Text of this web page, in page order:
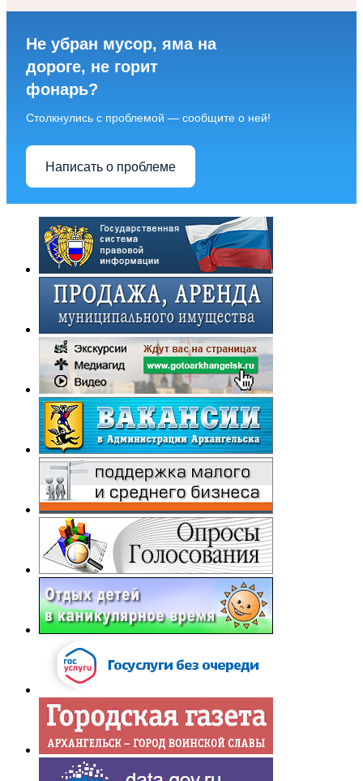
Не убран мусор, яма на
дороге, не горит
фонарь?
Столкнулись с проблемой — сообщите о ней!
Написать о проблеме